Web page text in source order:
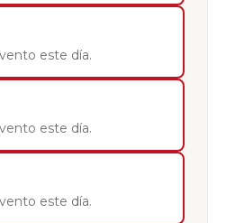
este día.
este día.
este día.